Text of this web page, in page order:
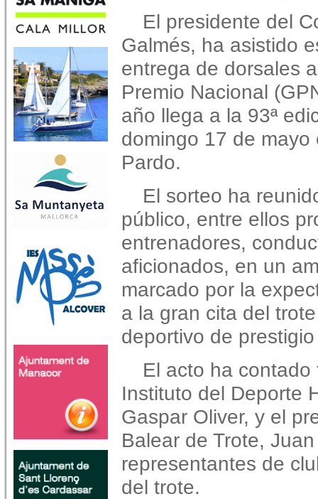
El presidente del
Galmés, ha asistido
entrega de dorsales
Premio Nacional
año llega a la 93ª
domingo 17 de
Pardo.
El sorteo ha
público, entre ellos
entrenadores,
aficionados, en un
marcado por la
a la gran cita del
deportivo de
El acto ha
Instituto del Deporte
Gaspar Oliver, y el
Balear de Trote,
representantes de
del trote.